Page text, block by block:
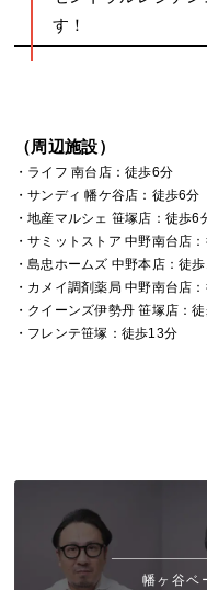
す！
（周辺施設）
・ライフ 南台店：徒歩6分
・サンディ 幡ケ谷店：徒歩6分
・地産マルシェ 笹塚店：徒歩6
・サミットストア 中野南台店
・島忠ホームズ 中野本店：徒
・カメイ調剤薬局 中野南台店
・クイーンズ伊勢丹 笹塚店：
・フレンテ笹塚：徒歩13分
幡ヶ谷ベ